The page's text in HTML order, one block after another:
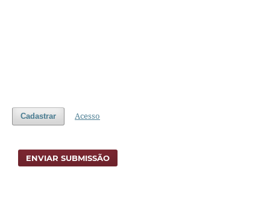
Cadastrar Acesso
ENVIAR SUBMISSÃO